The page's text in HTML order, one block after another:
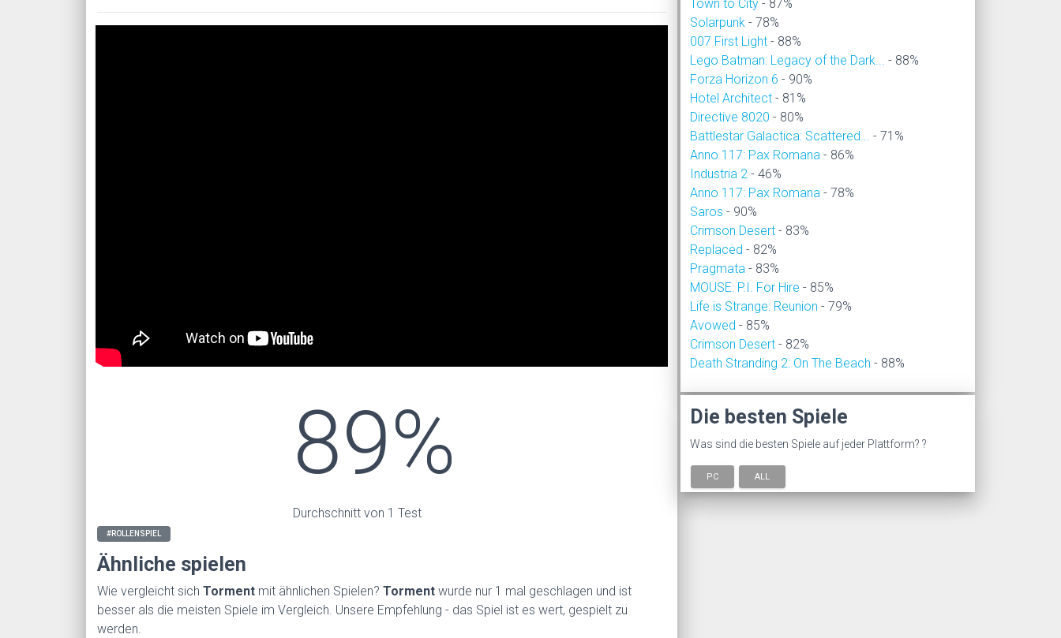
89%
Durchschnitt von 1 Test
#ROLLENSPIEL
Ähnliche spielen
Wie vergleicht sich Torment mit ähnlichen Spielen? Torment wurde nur 1 mal geschlagen und ist
besser als die meisten Spiele im Vergleich. Unsere Empfehlung - das Spiel ist es wert, gespielt zu
werden.
Town to City - 87%
Solarpunk - 78%
007 First Light - 88%
Lego Batman: Legacy of the Dark... - 88%
Forza Horizon 6 - 90%
Hotel Architect - 81%
Directive 8020 - 80%
Battlestar Galactica: Scattered... - 71%
Anno 117: Pax Romana - 86%
Industria 2 - 46%
Anno 117: Pax Romana - 78%
Saros - 90%
Crimson Desert - 83%
Replaced - 82%
Pragmata - 83%
MOUSE: P.I. For Hire - 85%
Life is Strange: Reunion - 79%
Avowed - 85%
Crimson Desert - 82%
Death Stranding 2: On The Beach - 88%
Die besten Spiele
Was sind die besten Spiele auf jeder Plattform? ?
PC ALL